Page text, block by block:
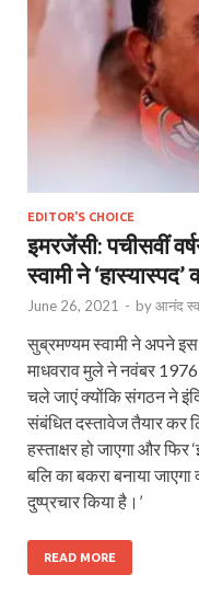
EDITOR'S CHOICE
इमरजेंसी: पचीसवीं
स्वामी ने ‘हास्यास्पद’
June 26, 2021 - byआनंद
सुब्रमण्यम स्वामी ने अपने
माधवराव मुले ने नवंबर
चले जाएं क्योंकि संगठन ने
संबंधित दस्तावेज तैयार कर
हस्ताक्षर हो जाएगा और
बलि का बकरा बनाया
दुष्प्रचार किया है।’
READ MORE